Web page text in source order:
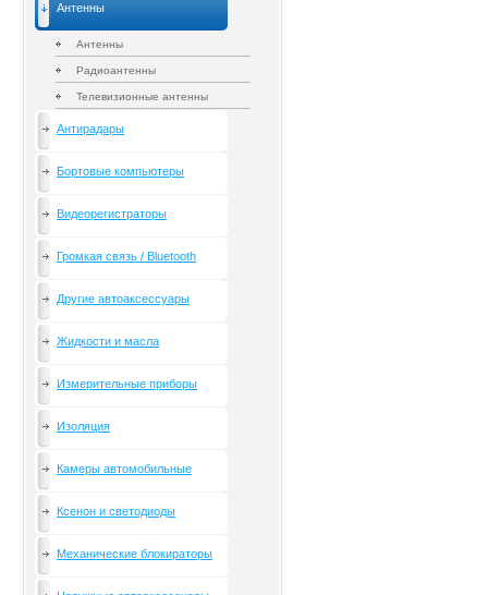
Антенны
Антенны
Радиоантенны
Телевизионные антенны
Антирадары
Бортовые компьютеры
Видеорегистраторы
Громкая связь / Bluetooth
Другие автоаксессуары
Жидкости и масла
Измерительные приборы
Изоляция
Камеры автомобильные
Ксенон и светодиоды
Механические блокираторы